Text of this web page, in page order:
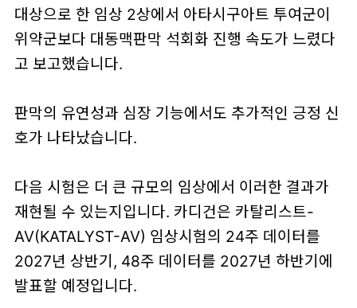
대상으로 한 임상 2상에서 아타시구아트 투여군이
위약군보다 대동맥판막 석회화 진행 속도가 느렸다
고 보고했습니다.
판막의 유연성과 심장 기능에서도 추가적인 긍정 신
호가 나타났습니다.
다음 시험은 더 큰 규모의 임상에서 이러한 결과가
재현될 수 있는지입니다. 카디건은 카탈리스트-
AV(KATALYST-AV) 임상시험의 24주 데이터를
2027년 상반기, 48주 데이터를 2027년 하반기에
발표할 예정입니다.